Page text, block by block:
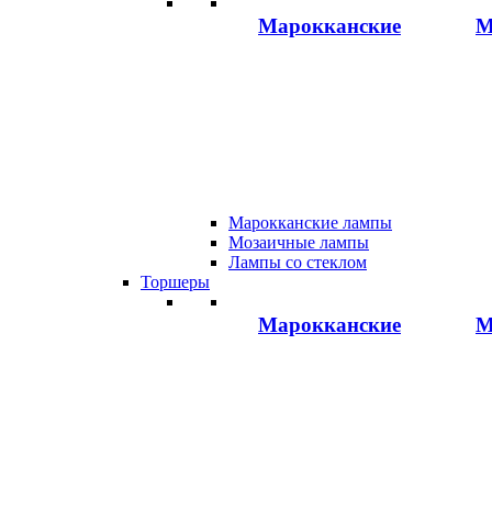
Марокканские
Марокканские лампы
Мозаичные лампы
Лампы со стеклом
Торшеры
Марокканские